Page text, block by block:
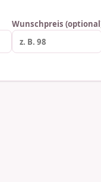
Wunschpreis